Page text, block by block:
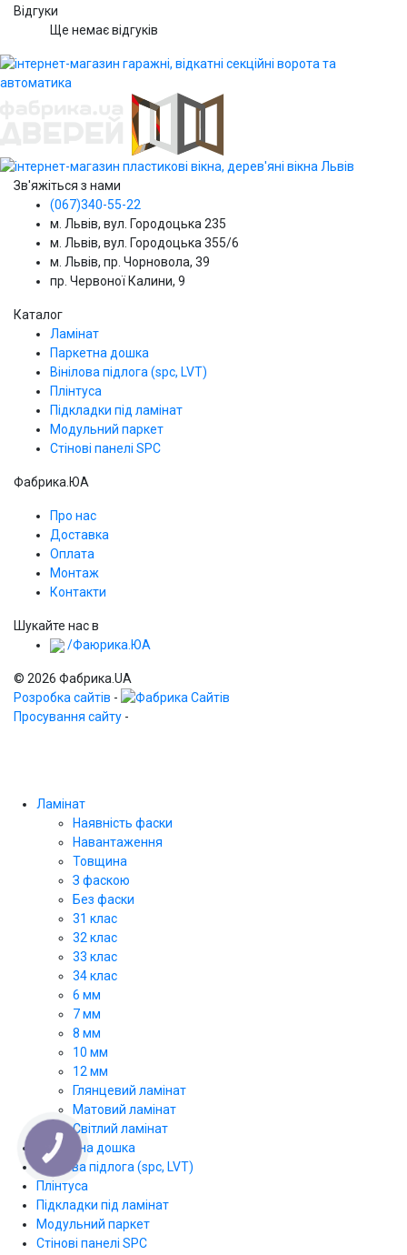
Відгуки
Ще немає відгуків
Зв'яжіться з нами
(067)340-55-22
м. Львів, вул. Городоцька 235
м. Львів, вул. Городоцька 355/6
м. Львів, пр. Чорновола, 39
пр. Червоної Калини, 9
Каталог
Ламінат
Паркетна дошка
Вінілова підлога (spc, LVT)
Плінтуса
Підкладки під ламінат
Модульний паркет
Стінові панелі SPС
Фабрика.ЮА
Про нас
Доставка
Оплата
Монтаж
Контакти
Шукайте нас в
/Фаюрика.ЮА
© 2026 Фабрика.UA
Розробка сайтів -
Просування сайту -
Ламінат
Наявність фаски
Навантаження
Товщина
З фаскою
Без фаски
31 клас
32 клас
33 клас
34 клас
6 мм
7 мм
8 мм
10 мм
12 мм
Глянцевий ламінат
Матовий ламінат
Світлий ламінат
Паркетна дошка
Вінілова підлога (spc, LVT)
Плінтуса
Підкладки під ламінат
Модульний паркет
Стінові панелі SPС
КНОПКА
ЗВ'ЯЗКУ